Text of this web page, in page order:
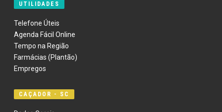
UTILIDADES
Telefone Úteis
Agenda Fácil Online
Tempo na Região
Farmácias (Plantão)
Empregos
CAÇADOR - SC